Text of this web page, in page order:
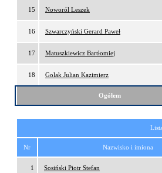
15 Noworól Leszek
16 Szwarczyński Gerard Paweł
17 Matuszkiewicz Bartłomiej
18 Golak Julian Kazimierz
Ogółem
Nr Nazwisko i imiona
1 Sosiński Piotr Stefan